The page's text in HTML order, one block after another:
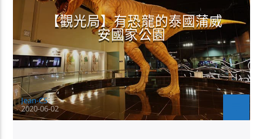
【觀光局】有恐龍的泰國蒲威
安國家公園
Jean-CS
2020-06-02